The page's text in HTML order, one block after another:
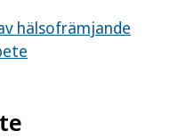
hälsofrämjande